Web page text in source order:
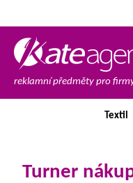
reklamní předměty pro
Textil
Turner